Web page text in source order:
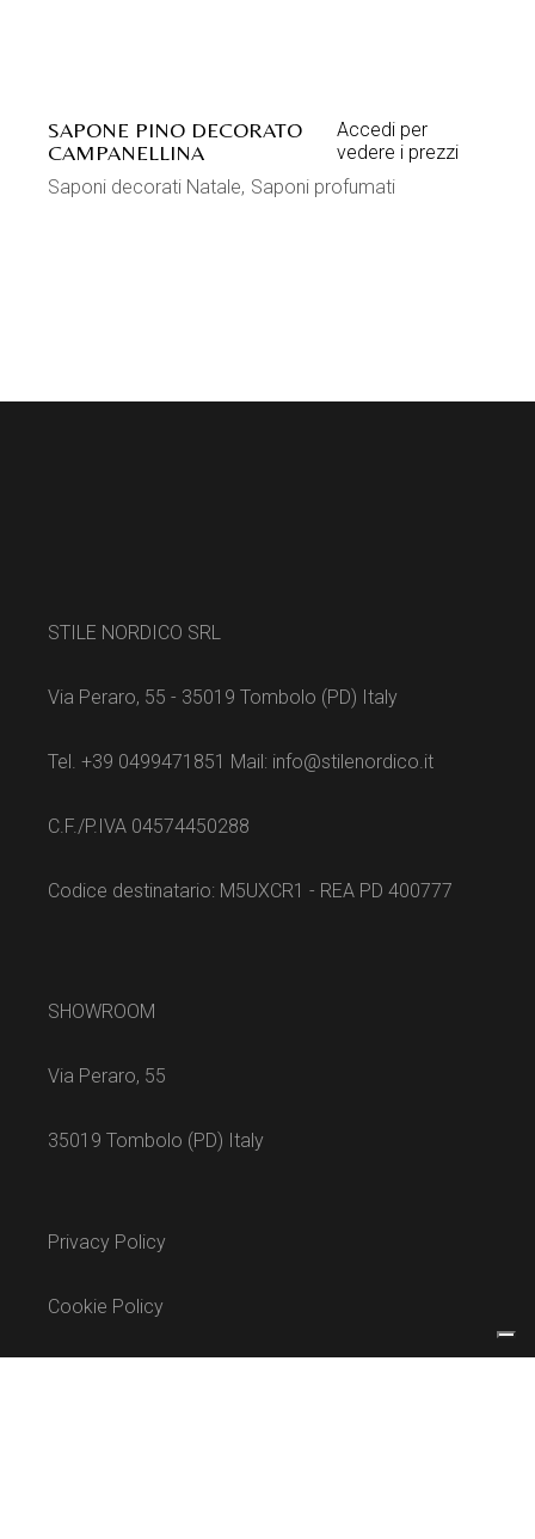
SAPONE PINO DECORATO
CAMPANELLINA
Accedi per
vedere i prezzi
Saponi decorati Natale Saponi profumati
STILE NORDICO SRL
Via Peraro, 55 - 35019 Tombolo (PD) Italy
Tel. +39 0499471851 Mail: info@stilenordico.it
C.F./P.IVA 04574450288
Codice destinatario: M5UXCR1 - REA PD 400777
SHOWROOM
Via Peraro, 55
35019 Tombolo (PD) Italy
Privacy Policy
Cookie Policy